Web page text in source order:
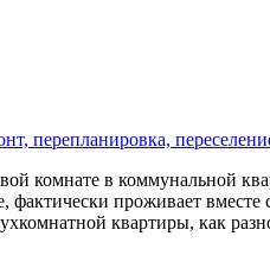
перепланировка,
комнате в коммунальной
проживает
квартиры, как